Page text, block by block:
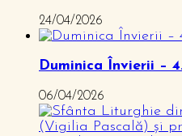
24/04/2026
Duminica Învierii –
06/04/2026